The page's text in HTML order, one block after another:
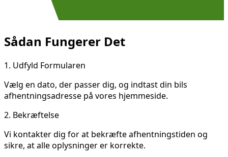
Sådan Fungerer Det
1. Udfyld Formularen
Vælg en dato, der passer dig, og indtast din bils
afhentningsadresse på vores hjemmeside.
2. Bekræftelse
Vi kontakter dig for at bekræfte afhentningstiden og
sikre, at alle oplysninger er korrekte.